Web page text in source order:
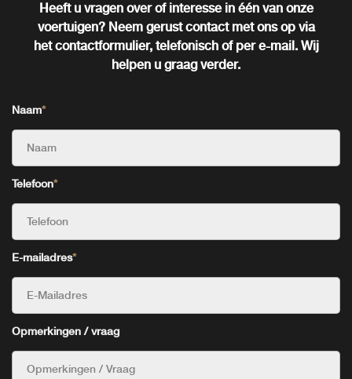
Heeft u vragen over of interesse in één van onze
voertuigen? Neem gerust contact met ons op via
het contactformulier, telefonisch of per e-mail. Wij
helpen u graag verder.
Naam*
Telefoon*
E-mailadres*
Opmerkingen / vraag